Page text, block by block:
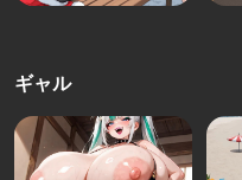
ギャル